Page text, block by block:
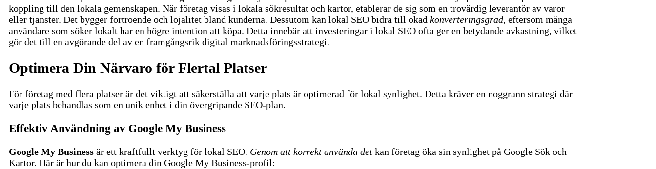
koppling till den lokala gemenskapen. När företag visas i lokala sökresultat och kartor, etablerar de sig som en trovärdig leverantör av varor
eller tjänster. Det bygger förtroende och lojalitet bland kunderna. Dessutom kan lokal SEO bidra till ökad konverteringsgrad, eftersom många
användare som söker lokalt har en högre intention att köpa. Detta innebär att investeringar i lokal SEO ofta ger en betydande avkastning, vilket
gör det till en avgörande del av en framgångsrik digital marknadsföringsstrategi.
Optimera Din Närvaro för Flertal Platser
För företag med flera platser är det viktigt att säkerställa att varje plats är optimerad för lokal synlighet. Detta kräver en noggrann strategi där
varje plats behandlas som en unik enhet i din övergripande SEO-plan.
Effektiv Användning av Google My Business
Google My Business är ett kraftfullt verktyg för lokal SEO. Genom att korrekt använda det kan företag öka sin synlighet på Google Sök och
Kartor. Här är hur du kan optimera din Google My Business-profil: